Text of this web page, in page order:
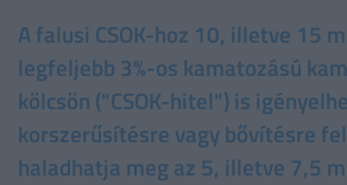
A falusi CSOK-hoz 10, illetve 15
legfeljebb 3%-os kamatozású
kölcsön ("CSOK-hitel") is
korszerűsítésre vagy bővítésre
haladhatja meg az 5, illetve 7,5